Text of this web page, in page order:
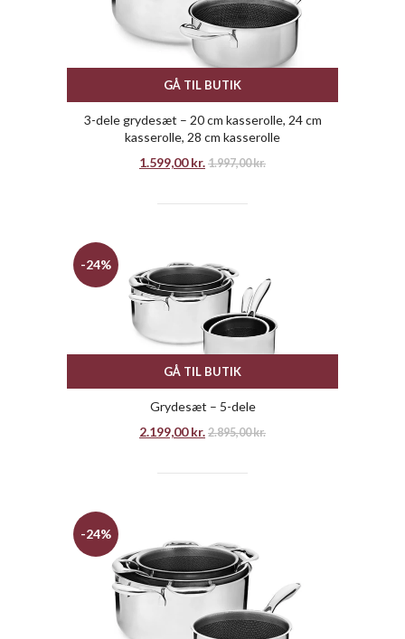
GÅ TIL BUTIK
3-dele grydesæt – 20 cm kasserolle, 24 cm
kasserolle, 28 cm kasserolle
1.599,00kr. 1.997,00kr.
-24%
GÅ TIL BUTIK
Grydesæt – 5-dele
2.199,00kr. 2.895,00kr.
-24%